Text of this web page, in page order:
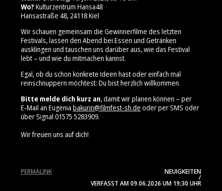
Wo? Kulturzentrum Hansa48
Hansastraße 48, 24118 Kiel
Wir schauen gemeinsam die Gewinnerfilme des letzten
Festivals, lassen den Abend bei Essen und Getränken
ausklingen und tauschen uns darüber aus, wie das Festival
lebt – und wie du mitmachen kannst.
Egal, ob du schon konkrete Ideen hast oder einfach mal
reinschnuppern möchtest: Du bist herzlich willkommen.
Bitte melde dich kurz an, damit wir planen können – per
E‑Mail an Eugenia bakurin@filmfest-sh.de oder per SMS oder
über Signal 01575 5283909⁩.
Wir freuen uns auf dich!
NEUIGKEITEN
/
VERFASST AM09.06.2026 UM 19:30 UHR
PERMALINK